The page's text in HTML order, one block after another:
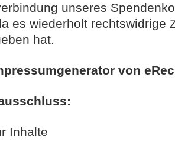
unseres
es wiederholt rechtswidrige
hat.
von
Inhalte